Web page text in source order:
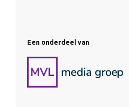
Een onderdeel van